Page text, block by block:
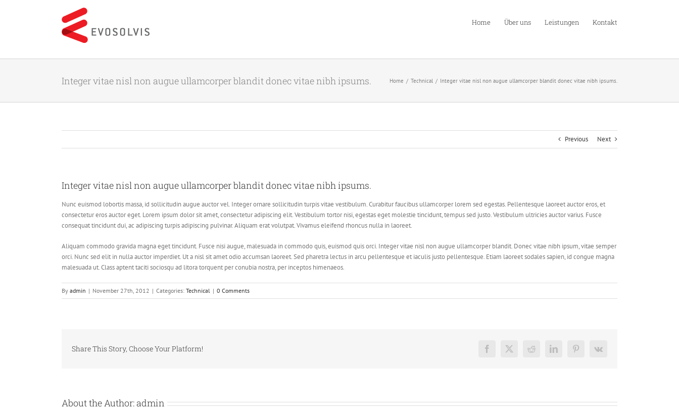
Home Über uns Leistungen Kontakt
Integer vitae nisl non augue ullamcorper blandit donec vitae nibh ipsums. Home Technical Integer vitae nisl non augue ullamcorper blandit donec vitae nibh ipsums.
Previous Next
Integer vitae nisl non augue ullamcorper blandit donec vitae nibh ipsums.
Nunc euismod lobortis massa, id sollicitudin augue auctor vel. Integer ornare sollicitudin turpis vitae vestibulum. Curabitur faucibus ullamcorper lorem sed egestas. Pellentesque laoreet auctor eros, et
consectetur eros auctor eget. Lorem ipsum dolor sit amet, consectetur adipiscing elit. Vestibulum tortor nisi, egestas eget molestie tincidunt, tempus sed justo. Vestibulum ultricies auctor varius. Fusce
consequat tincidunt dui, ac adipiscing turpis adipiscing pulvinar. Aliquam erat volutpat. Vivamus eleifend rhoncus nulla in laoreet.
Aliquam commodo gravida magna eget tincidunt. Fusce nisi augue, malesuada in commodo quis, euismod quis orci. Integer vitae nisl non augue ullamcorper blandit. Donec vitae nibh ipsum, vitae semper
orci. Nunc sed elit in nulla auctor imperdiet. Ut a nisl sit amet odio accumsan laoreet. Sed pharetra lectus in arcu pellentesque et iaculis justo pellentesque. Etiam laoreet sodales sapien, id congue magna
malesuada ut. Class aptent taciti sociosqu ad litora torquent per conubia nostra, per inceptos himenaeos.
By admin | November 27th, 2012 | Categories: Technical | 0 Comments
Share This Story, Choose Your Platform! Facebook
X Reddit LinkedInPinterest
Vk
About the Author:admin